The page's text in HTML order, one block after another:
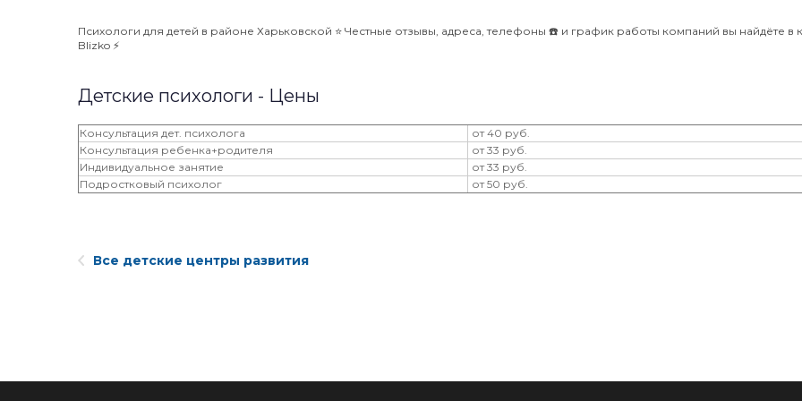
Психологи для детей в районе Харьковской ⭐️ Честные отзывы, адреса, телефоны ☎️ и график работы компаний вы найдёте в
Blizko ⚡️
Детские психологи - Цены
Консультация дет. психолога
от 40 руб.
Консультация ребенка+родителя
от 33 руб.
Индивидуальное занятие
от 33 руб.
Подростковый психолог
от 50 руб.
Все детские центры развития